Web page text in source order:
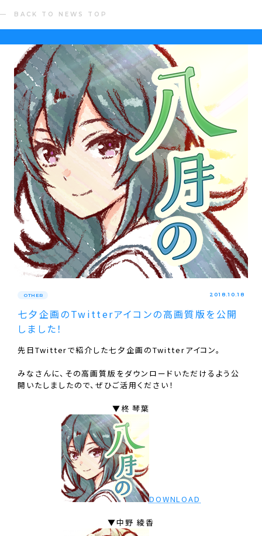
BACK TO NEWS TOP
OTHER 2018.10.18
七夕企画のTwitterアイコンの高画質版を公開
しました！
先日Twitterで紹介した七夕企画のTwitterアイコン。
みなさんに、その高画質版をダウンロードいただけるよう公
開いたしましたので、ぜひご活用ください！
▼柊 琴葉
DOWNLOAD
▼中野 綾香